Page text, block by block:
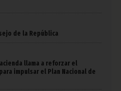
de la República
llama a reforzar el
impulsar el Plan Nacional de